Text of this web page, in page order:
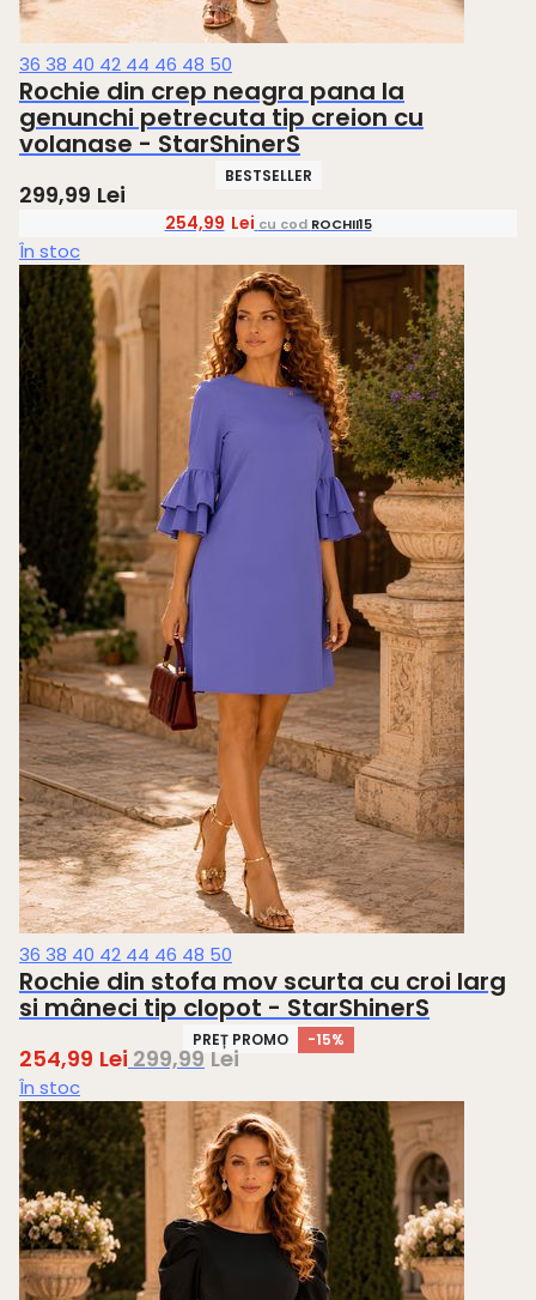
36 38 40 42 44 46 48 50
Rochie din crep neagra pana la
genunchi petrecuta tip creion cu
volanase - StarShinerS
BESTSELLER
299,99 Lei
254,99 Lei cu cod ROCHII15
În stoc
36 38 40 42 44 46 48 50
Rochie din stofa mov scurta cu croi larg
si mâneci tip clopot - StarShinerS
PREȚ PROMO -15%
254,99 Lei 299,99 Lei
În stoc